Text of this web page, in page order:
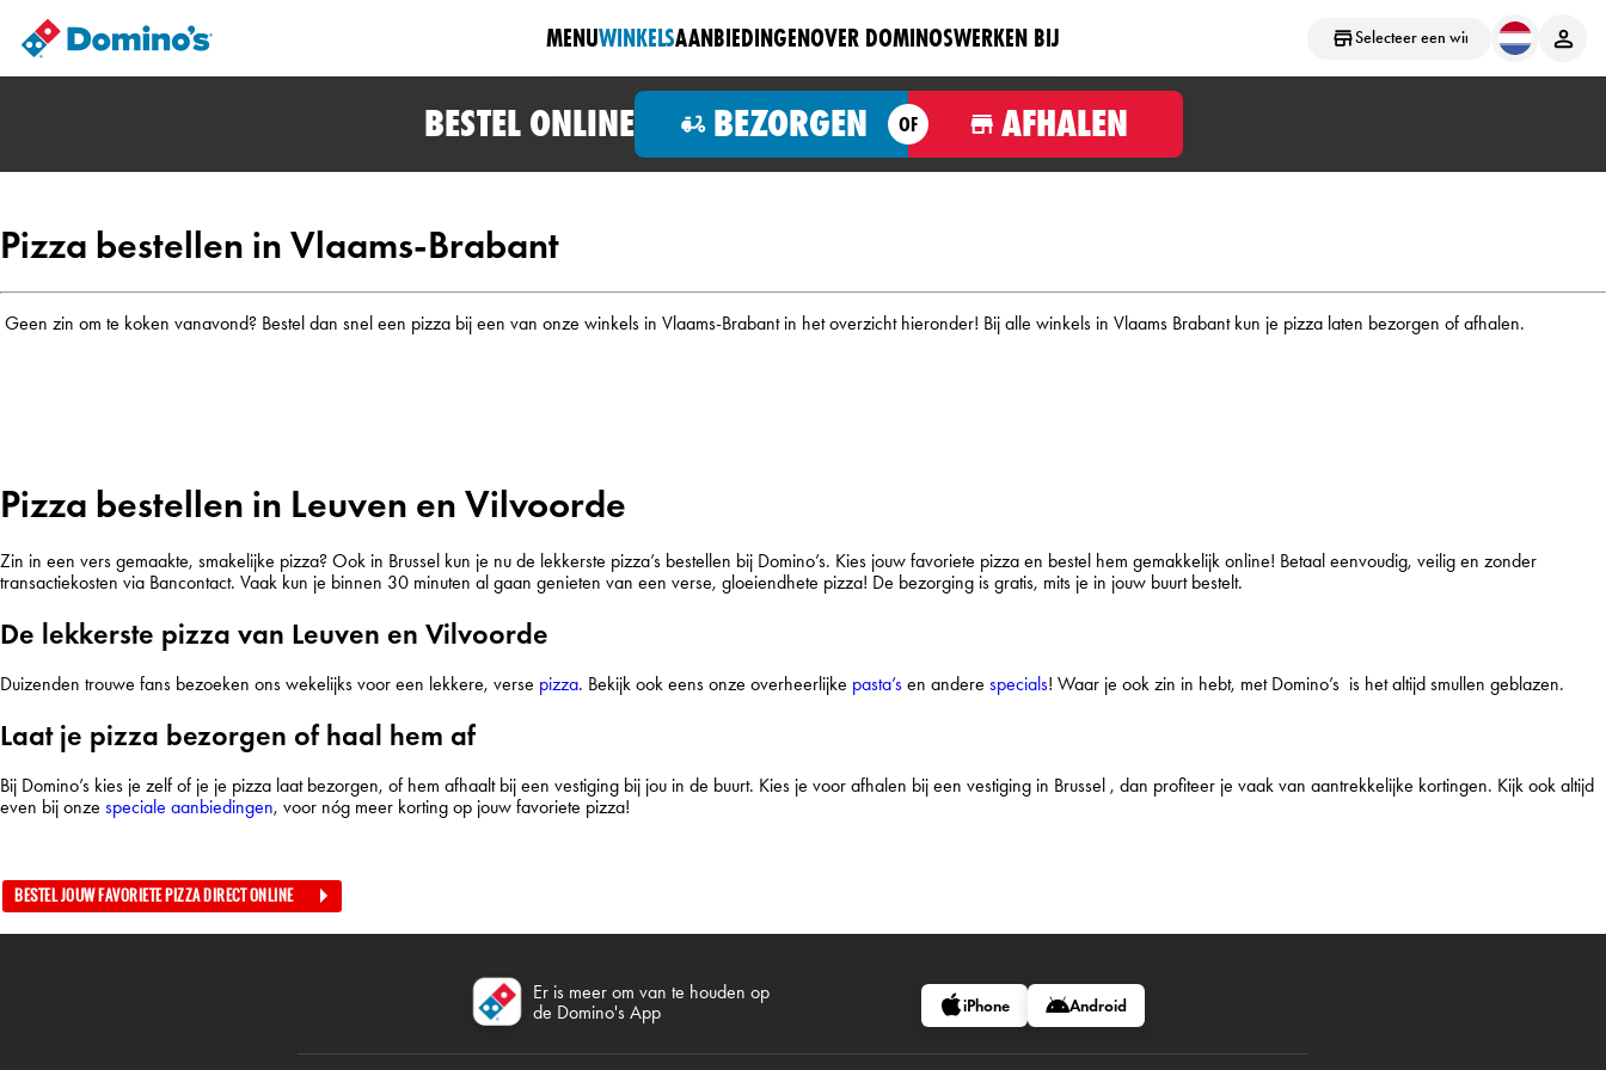
Selecteer een winkel
MENUWINKELSAANBIEDINGENOVER DOMINOSWERKEN BIJ
BESTEL ONLINE BEZORGEN OF AFHALEN
Pizza bestellen in Vlaams-Brabant
Geen zin om te koken vanavond? Bestel dan snel een pizza bij een van onze winkels in Vlaams-Brabant in het overzicht hieronder! Bij alle winkels in Vlaams Brabant kun je pizza laten bezorgen of afhalen.
Pizza bestellen in Leuven en Vilvoorde
Zin in een vers gemaakte, smakelijke pizza? Ook in Brussel kun je nu de lekkerste pizza’s bestellen bij Domino’s. Kies jouw favoriete pizza en bestel hem gemakkelijk online! Betaal eenvoudig, veilig en zonder
transactiekosten via Bancontact. Vaak kun je binnen 30 minuten al gaan genieten van een verse, gloeiendhete pizza! De bezorging is gratis, mits je in jouw buurt bestelt.
De lekkerste pizza van Leuven en Vilvoorde
Duizenden trouwe fans bezoeken ons wekelijks voor een lekkere, verse pizza. Bekijk ook eens onze overheerlijke pasta’s en andere specials! Waar je ook zin in hebt, met Domino’s is het altijd smullen geblazen.
Laat je pizza bezorgen of haal hem af
Bij Domino’s kies je zelf of je je pizza laat bezorgen, of hem afhaalt bij een vestiging bij jou in de buurt. Kies je voor afhalen bij een vestiging in Brussel , dan profiteer je vaak van aantrekkelijke kortingen. Kijk ook altijd
even bij onze speciale aanbiedingen, voor nóg meer korting op jouw favoriete pizza!
BESTEL JOUW FAVORIETE PIZZA DIRECT ONLINE
Er is meer om van te houden op
de Domino's App
iPhone Android